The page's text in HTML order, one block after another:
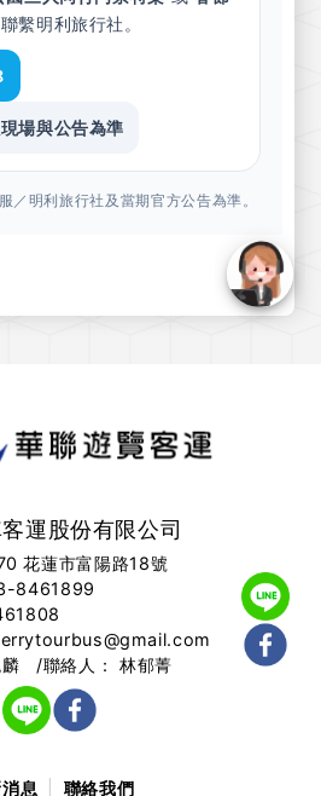
繫明利旅行社。
場與公告為準
／明利旅行社及當期官方公告為準。
運股份有限公司
花蓮市富陽路18號
8461899
麟 /聯絡人： 林郁菁
息 聯絡我們